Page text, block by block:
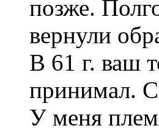
позже.
вернули
В 61 г. ваш
принимал.
У меня